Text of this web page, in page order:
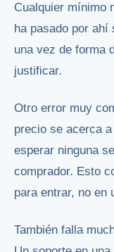
Cualquier mínimo
ha pasado por ahí
una vez de forma
justificar.
Otro error muy
precio se acerca
esperar ninguna
comprador. Esto
para entrar, no en
También falla